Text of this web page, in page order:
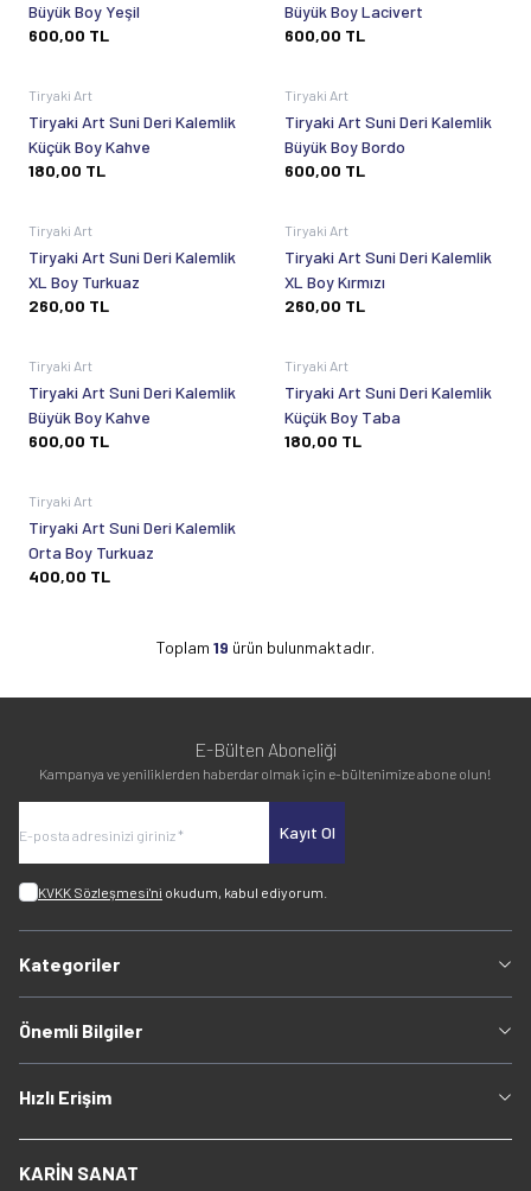
Büyük Boy Yeşil
600,00 TL
Büyük Boy Lacivert
600,00 TL
Tiryaki Art
Tiryaki Art Suni Deri Kalemlik
Küçük Boy Kahve
180,00 TL
Tiryaki Art
Tiryaki Art Suni Deri Kalemlik
Büyük Boy Bordo
600,00 TL
Tiryaki Art
Tiryaki Art Suni Deri Kalemlik
XL Boy Turkuaz
260,00 TL
Tiryaki Art
Tiryaki Art Suni Deri Kalemlik
XL Boy Kırmızı
260,00 TL
Tiryaki Art
Tiryaki Art Suni Deri Kalemlik
Büyük Boy Kahve
600,00 TL
Tiryaki Art
Tiryaki Art Suni Deri Kalemlik
Küçük Boy Taba
180,00 TL
Tiryaki Art
Tiryaki Art Suni Deri Kalemlik
Orta Boy Turkuaz
400,00 TL
Toplam 19 ürün bulunmaktadır.
E-Bülten Aboneliği
Kampanya ve yeniliklerden haberdar olmak için e-bültenimize abone olun!
Kayıt Ol
KVKK Sözleşmesi'ni okudum, kabul ediyorum.
Kategoriler
Önemli Bilgiler
Hızlı Erişim
KARİN SANAT